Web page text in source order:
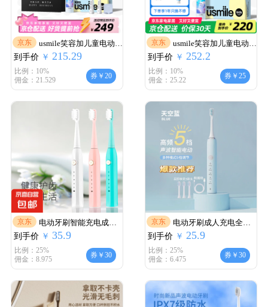
京东
usmile笑容加儿童电动牙
刷Q10智能防蛀小圆屏声
波震动牙刷3-6-12岁宝宝
生日礼物六一儿童节礼
礼袋优选升级款】Q10天
到手价 ￥ 215.29
比例：10%
佣金：21.529
券￥20
京东
usmile笑容加儿童电动牙
刷Q10智能防蛀小圆屏声
波震动牙刷3-6-12岁宝宝
生日礼物六一儿童节礼
模式+漏刷提醒】Q10天
际蓝
到手价 ￥ 252.2
比例：10%
佣金：25.22
券￥25
京东
电动牙刷智能充电成人
声波超全自动学生男士
女士 白色充电款+3支替
换刷头
到手价 ￥ 35.9
比例：25%
佣金：8.975
券￥30
京东
电动牙刷成人充电全自
动软毛防水家用美白情
侣男女学生牙刷 （充电
款)+3刷头+USB充电线
到手价 ￥ 25.9
比例：25%
佣金：6.475
券￥30